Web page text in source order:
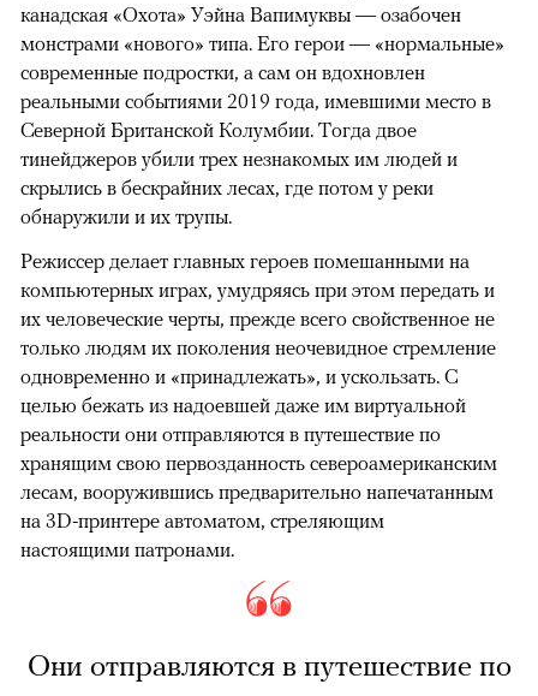
канадская «Охота» Уэйна Вапимуквы — озабочен
монстрами «нового» типа. Его герои — «нормальные»
современные подростки, а сам он вдохновлен
реальными событиями 2019 года, имевшими место в
Северной Британской Колумбии. Тогда двое
тинейджеров убили трех незнакомых им людей и
скрылись в бескрайних лесах, где потом у реки
обнаружили и их трупы.
Режиссер делает главных героев помешанными на
компьютерных играх, умудряясь при этом передать и
их человеческие черты, прежде всего свойственное не
только людям их поколения неочевидное стремление
одновременно и «принадлежать», и ускользать. С
целью бежать из надоевшей даже им виртуальной
реальности они отправляются в путешествие по
хранящим свою первозданность североамериканским
лесам, вооружившись предварительно напечатанным
на 3D-принтере автоматом, стреляющим
настоящими патронами.
Они отправляются в путешествие по